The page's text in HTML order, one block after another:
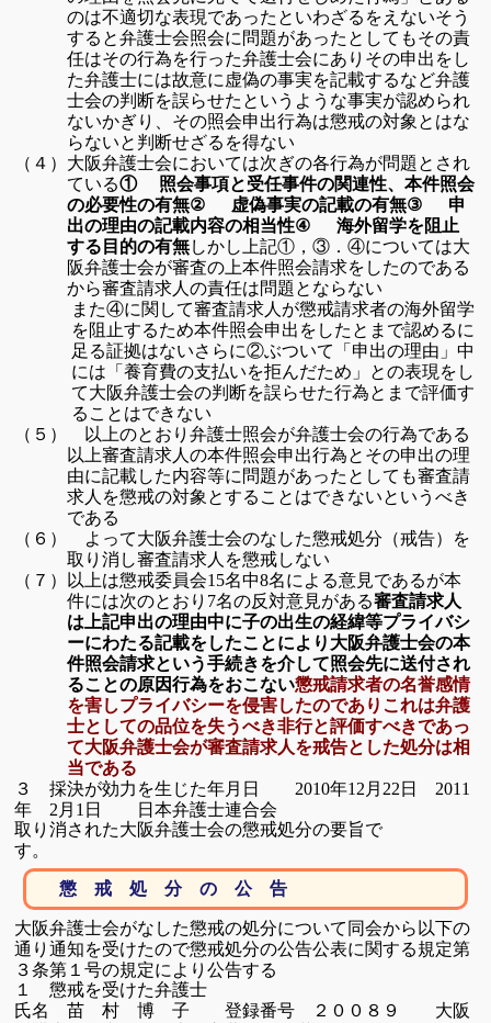
のは不適切な表現であったといわざるをえないそう
すると弁護士会照会に問題があったとしてもその責
任はその行為を行った弁護士会にありその申出をし
た弁護士には故意に虚偽の事実を記載するなど弁護
士会の判断を誤らせたというような事実が認められ
ないかぎり、その照会申出行為は懲戒の対象とはな
らないと判断せざるを得ない
（４） 大阪弁護士会においては次ぎの各行為が問題とされ
ている①
照会事項と受任事件の関連性、本件照会
の必要性の有無② 虚偽事実の記載の有無③
申
出の理由の記載内容の相当性④
海外留学を阻止
する目的の有無しかし上記①，③．④については大
阪弁護士会が審査の上本件照会請求をしたのである
から審査請求人の責任は問題とならない
また④に関して審査請求人が懲戒請求者の海外留学
を阻止するため本件照会申出をしたとまで認めるに
足る証拠はないさらに②ぶついて「申出の理由」中
には「養育費の支払いを拒んだため」との表現をし
て大阪弁護士会の判断を誤らせた行為とまで評価す
ることはできない
（５）
以上のとおり弁護士照会が弁護士会の行為である
以上審査請求人の本件照会申出行為とその申出の理
由に記載した内容等に問題があったとしても審査請
求人を懲戒の対象とすることはできないというべき
である
（６）
よって大阪弁護士会のなした懲戒処分（戒告）を
取り消し審査請求人を懲戒しない
（７） 以上は懲戒委員会15名中8名による意見であるが本
件には次のとおり 7名の反対意見がある審査請求人
は上記申出の理由中に子の出生の経緯等プライバシ
ーにわたる記載をしたことにより大阪弁護士会の本
件照会請求という手続きを介して照会先に送付され
ることの原因行為をおこない懲戒請求者の名誉感情
を害しプライバシーを侵害したのでありこれは弁護
士としての品位を失うべき非行と評価すべきであっ
て大阪弁護士会が審査請求人を戒告とした処分は相
当である
３ 採決が効力を生じた年月日 2010年12月22日 2011
年2月 1 日 日本弁護士連合会
取り消された大阪弁護士会の懲戒処分の要旨で
す。
懲 戒 処 分 の 公 告
大阪弁護士会がなした懲戒の処分について同会から以下の
通り通知を受けたので懲戒処分の公告公表に関する規定第
３条第１号の規定により公告する
１ 懲戒を受けた弁護士
氏名 苗 村 博 子 登録番号 ２００８９ 大阪